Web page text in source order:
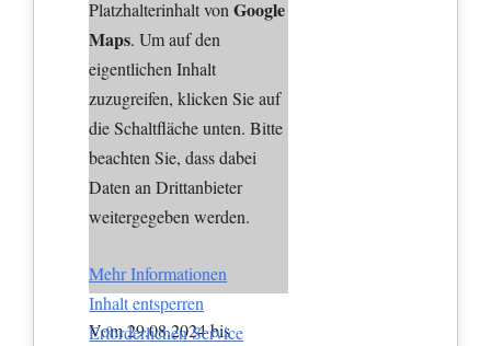
Platzhalterinhalt vonGoogle
Maps. Um auf den
eigentlichen Inhalt
zuzugreifen, klicken Sie auf
die Schaltfläche unten. Bitte
beachten Sie, dass dabei
Daten an Drittanbieter
weitergegeben werden.
Mehr Informationen
Inhalt entsperren
Erforderlichen Service
Vom 29.08.2024 bis